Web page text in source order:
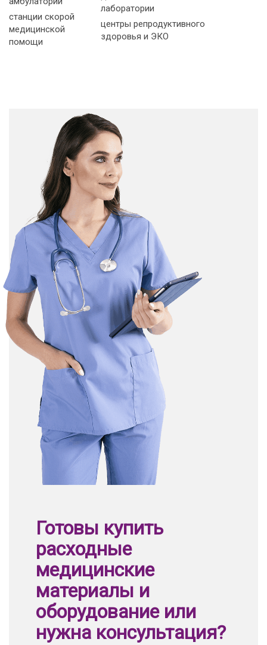
станции скорой
медицинской
помощи
лаборатории
центры репродуктивного
здоровья и ЭКО
Готовы купить
расходные
медицинские
материалы и
оборудование или
нужна консультация?